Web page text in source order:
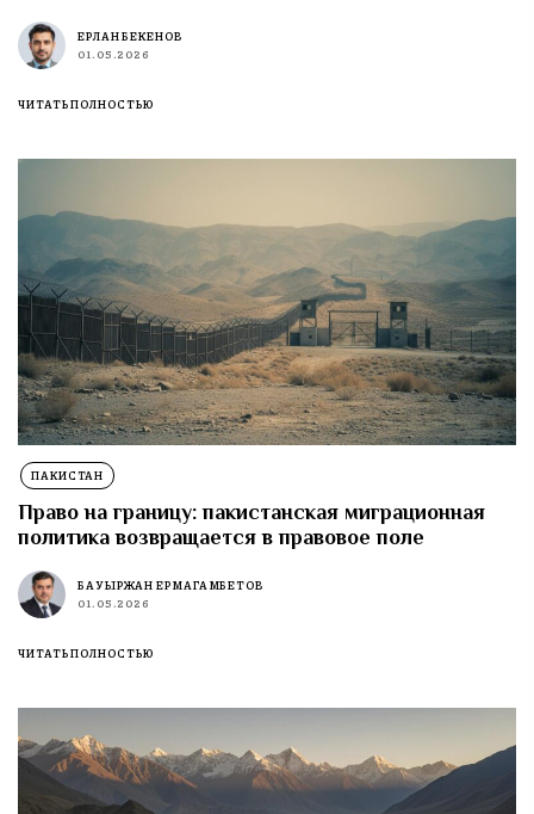
ЕРЛАН БЕКЕНОВ
01.05.2026
ЧИТАТЬ ПОЛНОСТЬЮ
ПАКИСТАН
Право на границу: пакистанская миграционная
политика возвращается в правовое поле
БАУЫРЖАН ЕРМАГАМБЕТОВ
01.05.2026
ЧИТАТЬ ПОЛНОСТЬЮ